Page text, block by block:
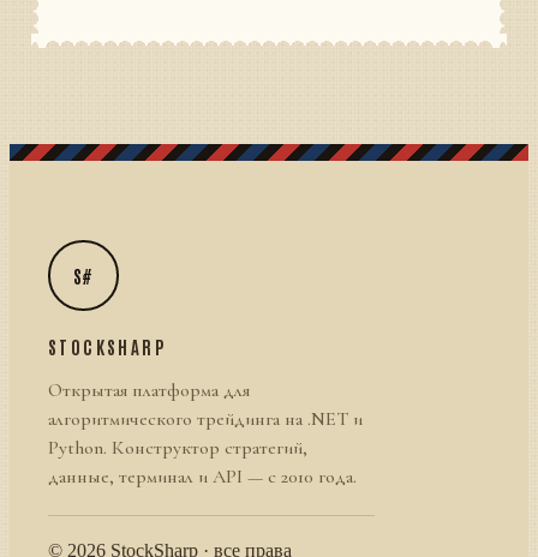
S#
STOCKSHARP
Открытая платформа для
алгоритмического трейдинга на .NET и
Python. Конструктор стратегий,
данные, терминал и API — с 2010 года.
© 2026 StockSharp · все права